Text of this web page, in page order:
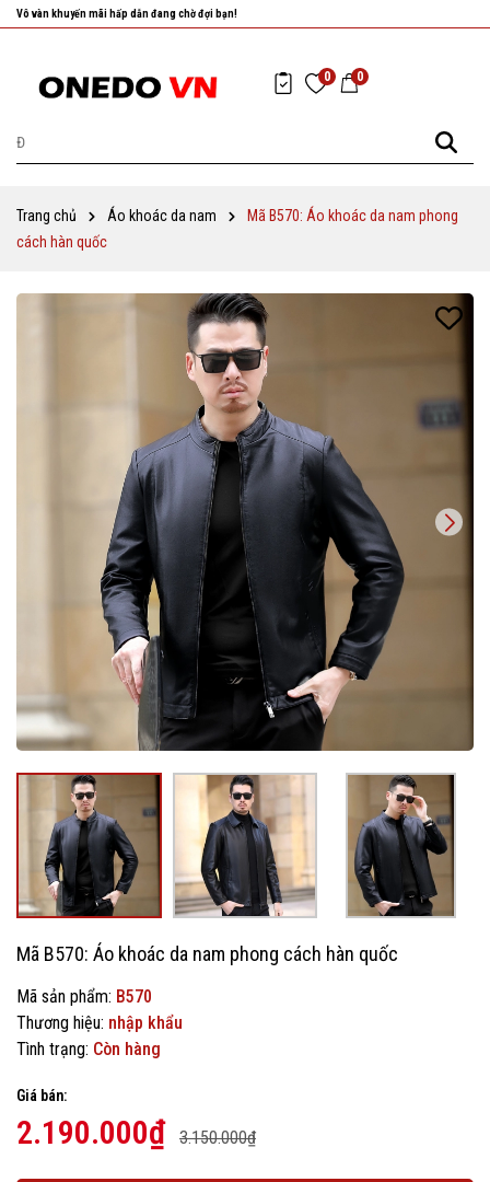
Nhanh tay chọn cho mình những sản phẩm ưng ý nhất!
0 0
Trang chủ Áo khoác da nam
Mã B570: Áo khoác da nam phong
cách hàn quốc
Mã B570: Áo khoác da nam phong cách hàn quốc
Mã sản phẩm: B570
Thương hiệu: nhập khẩu
Tình trạng: Còn hàng
Giá bán:
2.190.000₫ 3.150.000₫